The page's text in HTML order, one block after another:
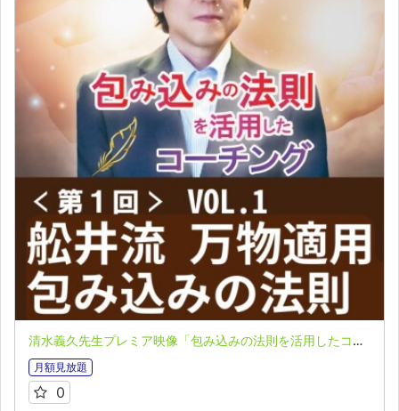
清水義久先生プレミア映像「包み込みの法則を活用したコーチング」第１回 VOL.1：舩井流「包み込みの法則」とは？
月額見放題
0